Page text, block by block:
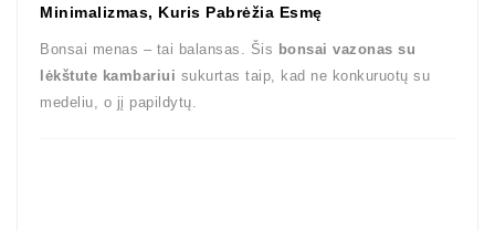
Minimalizmas, Kuris Pabrėžia Esmę
Bonsai menas – tai balansas. Šis bonsai vazonas su
lėkštute kambariui sukurtas taip, kad ne konkuruotų su
medeliu, o jį papildytų.